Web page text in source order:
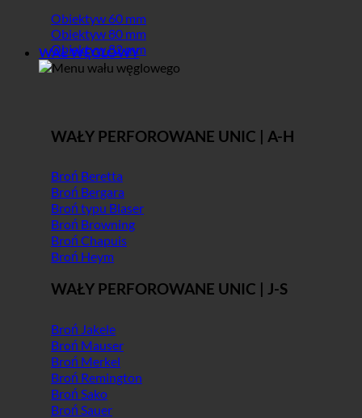
Obiektyw 60 mm
Obiektyw 80 mm
Obiektyw 82 mm
WAŁ WĘGLOWY
WAŁY PERFOROWANE UNIC | A-H
Broń Beretta
Broń Bergara
Broń typu Blaser
Broń Browning
Broń Chapuis
Broń Heym
WAŁY PERFOROWANE UNIC | J-S
Broń Jakele
Broń Mauser
Broń Merkel
Broń Remington
Broń Sako
Broń Sauer